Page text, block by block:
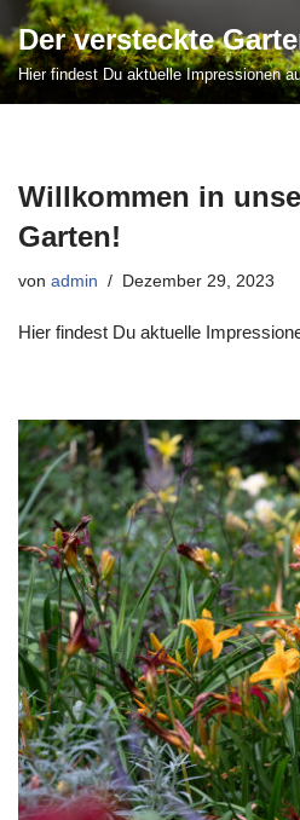
Zum
Inhalt
Der versteckte
Hier findest Du aktuelle Impressionen
Willkommen in
Garten!
von admin Dezember 29, 2023
Hier findest Du aktuelle